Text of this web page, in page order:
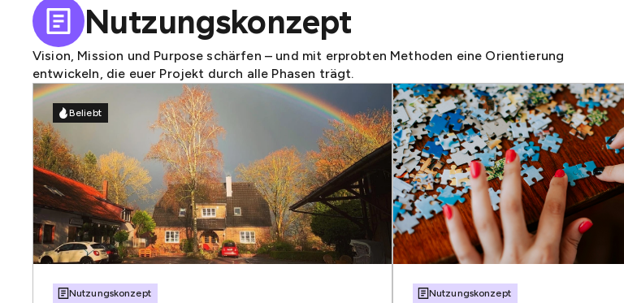
Nutzungskonzept
Vision, Mission und Purpose schärfen – und mit erprobten Methoden eine Orientierung
entwickeln, die euer Projekt durch alle Phasen trägt.
Beliebt
Nutzungskonzept Nutzungskonzept